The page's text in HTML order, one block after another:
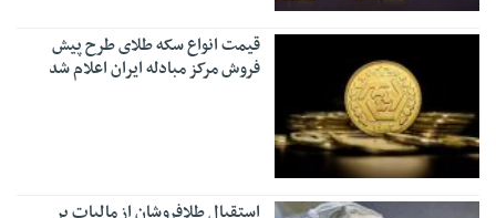
قیمت انواع سکه طلای طرح پیش
فروش مرکز مبادله ایران اعلام شد